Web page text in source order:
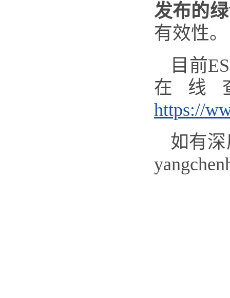
发布的
有效性。
目前
在线
https://
如有